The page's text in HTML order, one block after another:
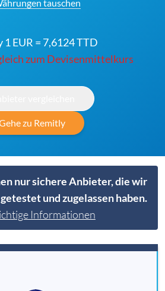
tauschen
1 EUR = 7,6124 TTD
zum Devisenmittelkurs
zu Remitly
nur sichere Anbieter, die wir
und zugelassen haben.
Informationen